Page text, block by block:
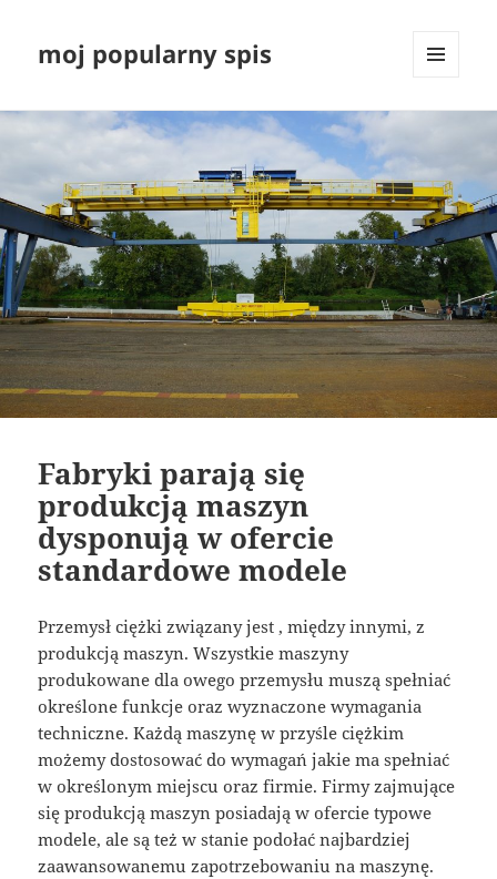
moj popularny spis
Fabryki parają się
produkcją maszyn
dysponują w ofercie
standardowe modele
Przemysł ciężki związany jest , między innymi, z
produkcją maszyn. Wszystkie maszyny
produkowane dla owego przemysłu muszą spełniać
określone funkcje oraz wyznaczone wymagania
techniczne. Każdą maszynę w przyśle ciężkim
możemy dostosować do wymagań jakie ma spełniać
w określonym miejscu oraz firmie. Firmy zajmujące
się produkcją maszyn posiadają w ofercie typowe
modele, ale są też w stanie podołać najbardziej
zaawansowanemu zapotrzebowaniu na maszynę.